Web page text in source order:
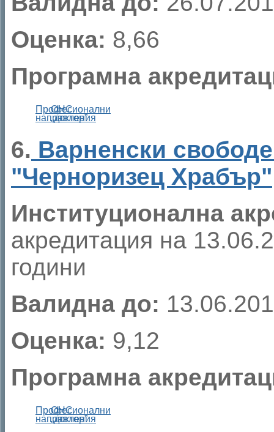
Оценка: 8,66
Програмна
Професионални
направления
ОНС
„доктор”
6. Варненски
"Черноризец Храбър"
Институционална
акредитация на
години
Валидна до:
Оценка: 9,12
Програмна
Професионални
направления
ОНС
„доктор”